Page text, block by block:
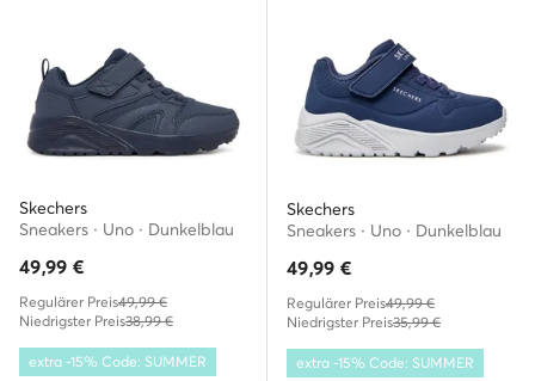
Skechers
Sneakers · Uno · Dunkelblau
49,99 €
Regulärer Preis49,99 €
Niedrigster Preis38,99 €
extra -15% Code: SUMMER
Skechers
Sneakers · Uno · Dunkelblau
49,99 €
Regulärer Preis49,99 €
Niedrigster Preis35,99 €
extra -15% Code: SUMMER